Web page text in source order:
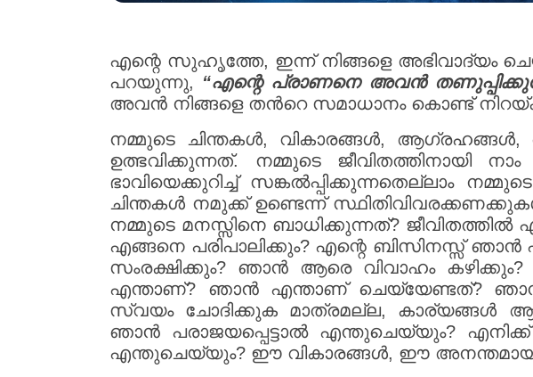
എന്റെ സുഹൃത്തേ, ഇന്ന് നിങ്ങളെ അഭിവാദ്യം
പറയുന്നു, “എന്റെ പ്രാണനെ അവൻ
അവൻ നിങ്ങളെ തൻറെ സമാധാനം കൊണ്ട്
നമ്മുടെ ചിന്തകൾ, വികാരങ്ങൾ,
ഉത്ഭവിക്കുന്നത്. നമ്മുടെ ജീവിതത്തിനായി
ഭാവിയെക്കുറിച്ച് സങ്കൽപ്പിക്കുന്നതെല്ലാം
ചിന്തകൾ നമുക്ക് ഉണ്ടെന്ന്
നമ്മുടെ മനസ്സിനെ ബാധിക്കുന്നത്?
എങ്ങനെ പരിപാലിക്കും? എന്റെ ബിസിനസ്സ്
സംരക്ഷിക്കും? ഞാൻ ആരെ വിവാഹം
എന്താണ്? ഞാൻ എന്താണ് ചെയ്യേണ്ടത്?
സ്വയം ചോദിക്കുക മാത്രമല്ല, കാര്യങ്ങൾ
ഞാൻ പരാജയപ്പെട്ടാൽ എന്തുചെയ്യും?
എന്തുചെയ്യും? ഈ വികാരങ്ങൾ, ഈ അനന്തമായ